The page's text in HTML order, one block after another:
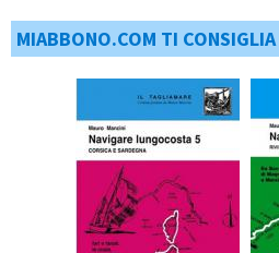
MIABBONO.COM TI CONSIGLIA